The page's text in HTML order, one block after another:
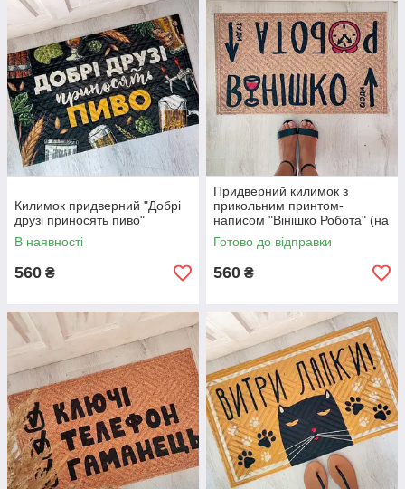
Килимок придверний "Добрі
друзі приносять пиво"
В наявності
560 ₴
Придверний килимок з
прикольним принтом-
написом "Вінішко Робота" (на
гумовій основі)
Готово до відправки
560 ₴